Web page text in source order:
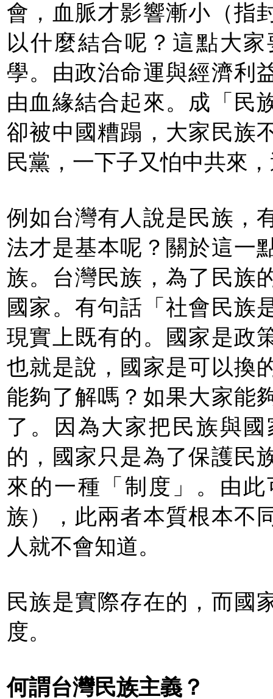
會，血脈才影響漸小（指
以什麼結合呢？這點大
學。由政治命運與經濟利
由血緣結合起來。成「民
卻被中國糟蹋，大家民族
民黨，一下子又怕中共來
例如台灣有人說是民族，
法才是基本呢？關於這一
族。台灣民族，為了民族
國家。有句話「社會民族
現實上既有的。國家是政
也就是說，國家是可以換
能夠了解嗎？如果大家能
了。因為大家把民族與
的，國家只是為了保護民
來的一種「制度」。由
族），此兩者本質根本不
人就不會知道。
民族是實際存在的，而國
度。
何謂台灣民族主義？